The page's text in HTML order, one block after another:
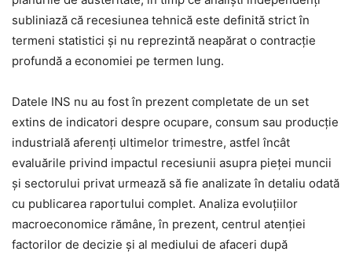
subliniază că recesiunea tehnică este definită strict în
termeni statistici și nu reprezintă neapărat o contracție
profundă a economiei pe termen lung.
Datele INS nu au fost în prezent completate de un set
extins de indicatori despre ocupare, consum sau producție
industrială aferenți ultimelor trimestre, astfel încât
evaluările privind impactul recesiunii asupra pieței muncii
și sectorului privat urmează să fie analizate în detaliu odată
cu publicarea raportului complet. Analiza evoluțiilor
macroeconomice rămâne, în prezent, centrul atenției
factorilor de decizie și al mediului de afaceri după